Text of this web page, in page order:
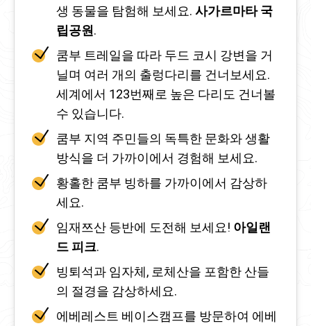
생 동물을 탐험해 보세요. 사가르마타 국
립공원.
쿰부 트레일을 따라 두드 코시 강변을 거
닐며 여러 개의 출렁다리를 건너보세요.
세계에서 123번째로 높은 다리도 건너볼
수 있습니다.
쿰부 지역 주민들의 독특한 문화와 생활
방식을 더 가까이에서 경험해 보세요.
황홀한 쿰부 빙하를 가까이에서 감상하
세요.
임재쯔산 등반에 도전해 보세요! 아일랜
드 피크.
빙퇴석과 임자체, 로체산을 포함한 산들
의 절경을 감상하세요.
에베레스트 베이스캠프를 방문하여 에베